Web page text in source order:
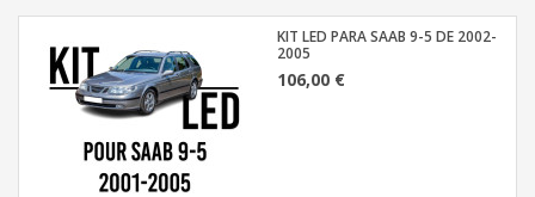
KIT LED PARA SAAB 9-5 DE 2002-
2005
106,00 €